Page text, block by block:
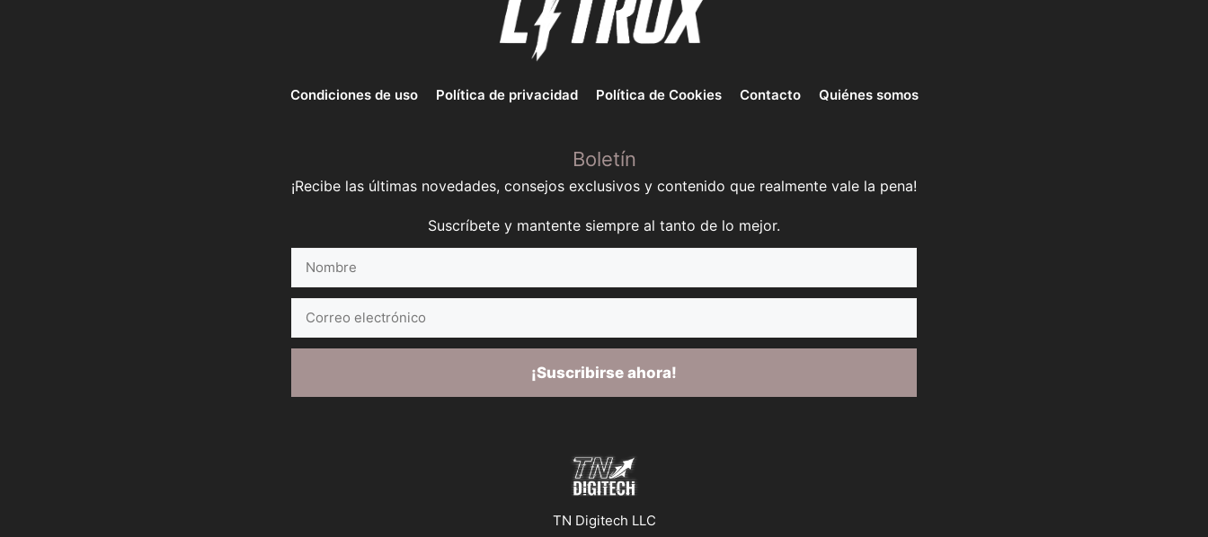
Condiciones de uso Política de privacidad Política de Cookies Contacto Quiénes somos
Boletín
¡Recibe las últimas novedades, consejos exclusivos y contenido que realmente vale la pena!
Suscríbete y mantente siempre al tanto de lo mejor.
electrónico
¡Suscribirse ahora!
TN Digitech LLC